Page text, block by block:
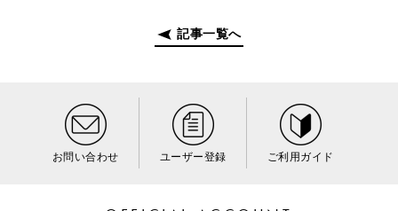
記事一覧へ
お問い合わせ ユーザー登録 ご利用ガイド